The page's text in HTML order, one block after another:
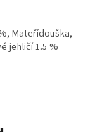
Mateřídouška,
jehličí 1.5 %